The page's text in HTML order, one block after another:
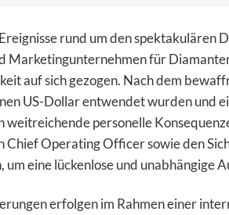
rund um den spektakulären
Marketingunternehmen für
auf sich gezogen. Nach dem
US-Dollar entwendet wurden und
weitreichende personelle
Chief Operating Officer sowie den
um eine lückenlose und unabhängige
erfolgen im Rahmen einer